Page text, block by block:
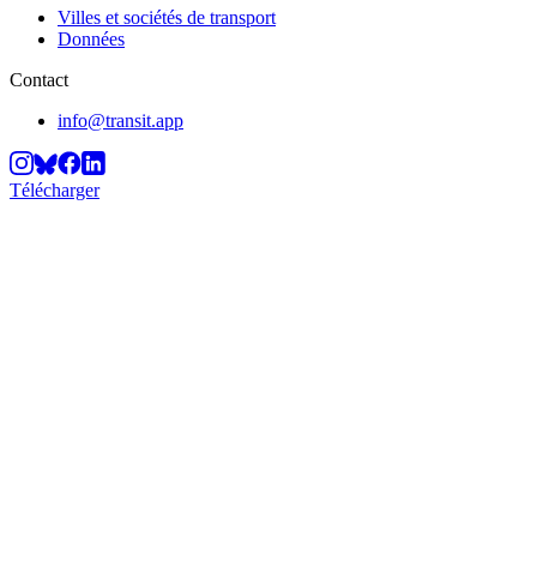
Villes et sociétés de transport
Données
Contact
info@transit.app
Télécharger